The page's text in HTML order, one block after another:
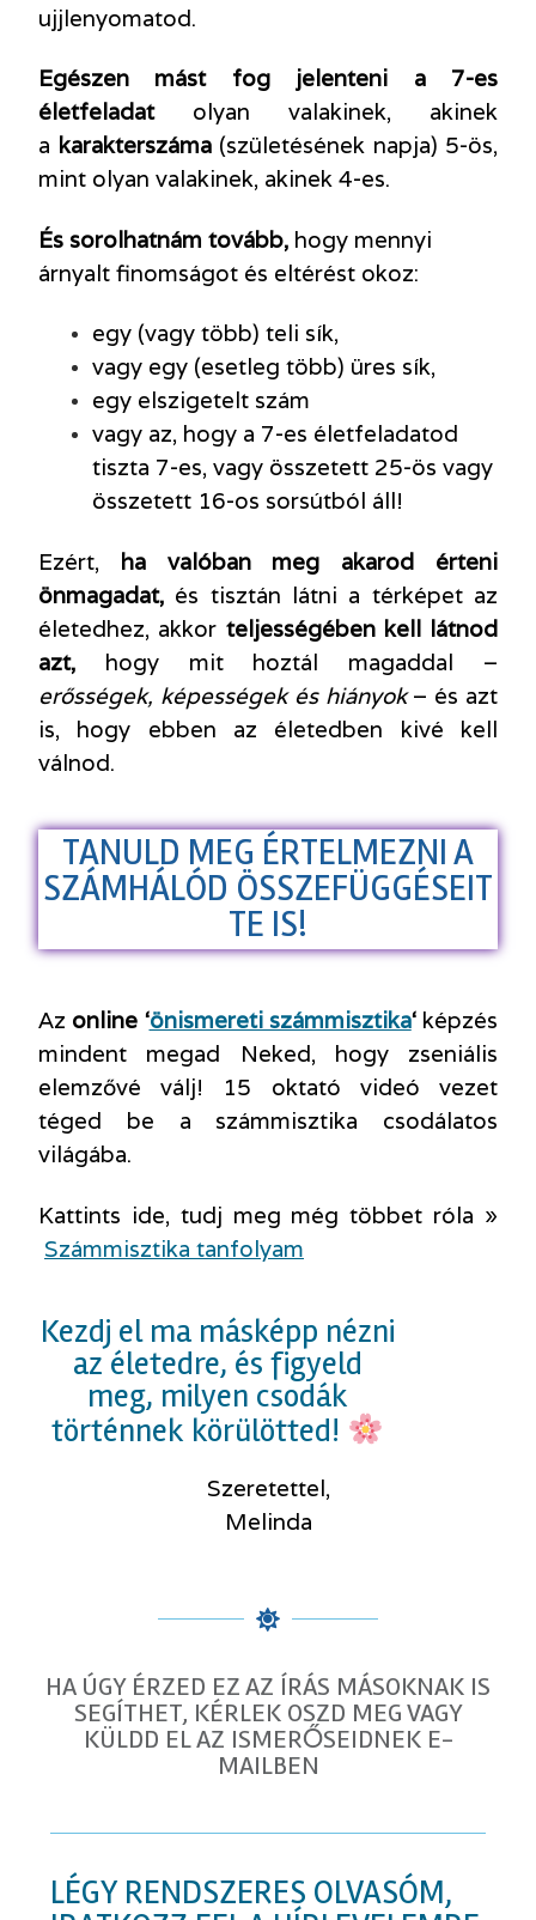
ujjlenyomatod.
Egészen mást fog jelenteni a 7-es
életfeladatolyan valakinek, akinek
a karakterszáma(születésének napja) 5-ös,
mint olyan valakinek, akinek 4-es.
És sorolhatnám tovább, hogy mennyi
árnyalt finomságot és eltérést okoz:
egy (vagy több) teli sík,
vagy egy (esetleg több) üres sík,
egy elszigetelt szám
vagy az, hogy a 7-es életfeladatod
tiszta 7-es, vagy összetett 25-ös vagy
összetett 16-os sorsútból áll!
Ezért, ha valóban meg akarod érteni
önmagadat, és tisztán látni a térképet az
életedhez, akkor teljességében kell látnod
azt, hogy mit hoztál magaddal –
erősségek, képességek és hiányok– és azt
is, hogy ebben az életedben kivé kell
válnod.
TANULD MEG ÉRTELMEZNI A
SZÁMHÁLÓD ÖSSZEFÜGGÉSEIT
TE IS!
Az online ‘önismereti számmisztika‘képzés
mindent megad Neked, hogy zseniális
elemzővé válj! 15 oktató videó vezet
téged be a számmisztika csodálatos
világába.
Kattints ide, tudj meg még többet róla »
Számmisztika tanfolyam
Kezdj el ma másképp nézni
az életedre, és figyeld
meg, milyen csodák
történnek körülötted!
Szeretettel,
Melinda
HA ÚGY ÉRZED EZ AZ ÍRÁS MÁSOKNAK IS
SEGÍTHET, KÉRLEK OSZD MEG VAGY
KÜLDD EL AZ ISMERŐSEIDNEK E-
MAILBEN
LÉGY RENDSZERES OLVASÓM,